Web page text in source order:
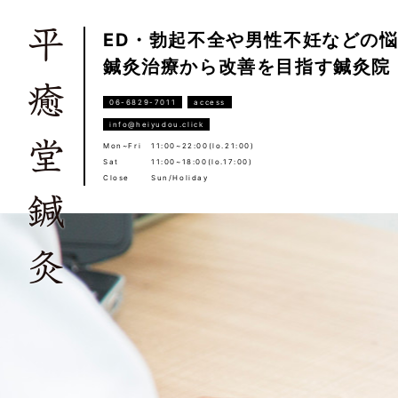
ED・勃起不全や男性不妊などの
鍼灸治療から改善を目指す鍼灸院
06-6829-7011 access
info@heiyudou.click
Mon~Fri
11:00~22:00(lo.21:00)
Sat
11:00~18:00(lo.17:00)
Close
Sun/Holiday